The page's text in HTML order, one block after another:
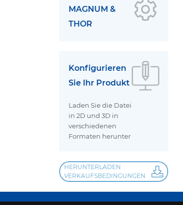
MAGNUM &
THOR
Konfigurieren
Sie Ihr Produkt
Laden Sie die Datei
in 2D und 3D in
verschiedenen
Formaten herunter
HERUNTERLADEN
VERKAUFSBEDINGUNGEN